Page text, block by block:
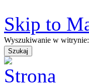
Skip to
Wyszukiwanie w witrynie: